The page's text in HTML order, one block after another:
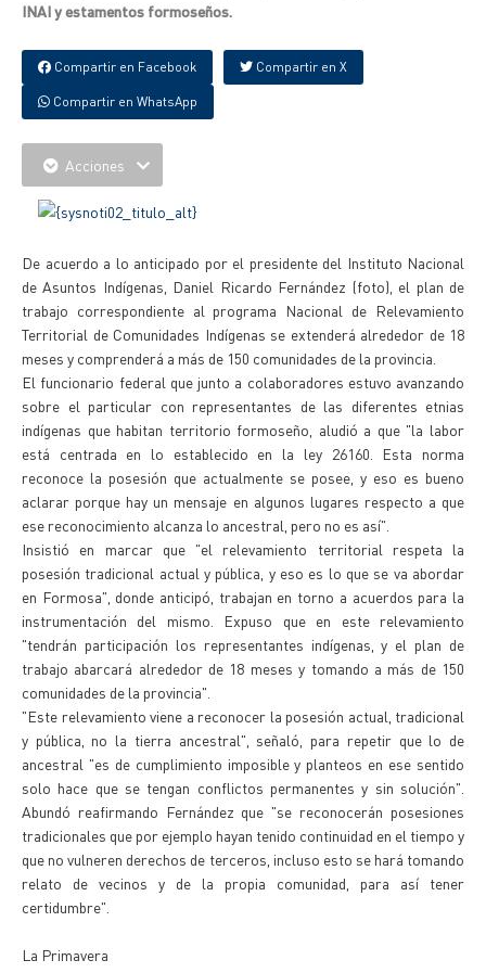
INAI y estamentos formoseños.
Compartir en Facebook Compartir en X
Compartir en WhatsApp
Acciones
De acuerdo a lo anticipado por el presidente del Instituto Nacional
de Asuntos Indígenas, Daniel Ricardo Fernández (foto), el plan de
trabajo correspondiente al programa Nacional de Relevamiento
Territorial de Comunidades Indígenas se extenderá alrededor de 18
meses y comprenderá a más de 150 comunidades de la provincia.
El funcionario federal que junto a colaboradores estuvo avanzando
sobre el particular con representantes de las diferentes etnias
indígenas que habitan territorio formoseño, aludió a que "la labor
está centrada en lo establecido en la ley 26160. Esta norma
reconoce la posesión que actualmente se posee, y eso es bueno
aclarar porque hay un mensaje en algunos lugares respecto a que
ese reconocimiento alcanza lo ancestral, pero no es así".
Insistió en marcar que "el relevamiento territorial respeta la
posesión tradicional actual y pública, y eso es lo que se va abordar
en Formosa", donde anticipó, trabajan en torno a acuerdos para la
instrumentación del mismo. Expuso que en este relevamiento
"tendrán participación los representantes indígenas, y el plan de
trabajo abarcará alrededor de 18 meses y tomando a más de 150
comunidades de la provincia".
"Este relevamiento viene a reconocer la posesión actual, tradicional
y pública, no la tierra ancestral", señaló, para repetir que lo de
ancestral "es de cumplimiento imposible y planteos en ese sentido
solo hace que se tengan conflictos permanentes y sin solución".
Abundó reafirmando Fernández que "se reconocerán posesiones
tradicionales que por ejemplo hayan tenido continuidad en el tiempo y
que no vulneren derechos de terceros, incluso esto se hará tomando
relato de vecinos y de la propia comunidad, para así tener
certidumbre".
La Primavera